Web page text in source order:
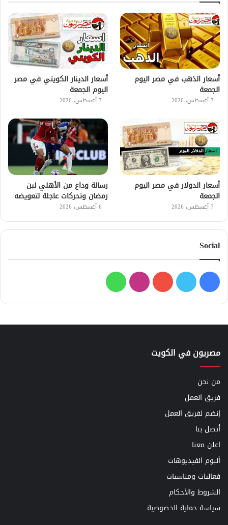
أسعار الذهب في مصر اليوم
الجمعة
7 أغسطس، 2026
أسعار الدينار الكويتي في مصر
اليوم الجمعة
7 أغسطس، 2026
أسعار الدولار في مصر اليوم
الجمعة
7 أغسطس، 2026
رسالة وداع من الأهلي لبن
رمضان وتحركات عاجلة لتعويضه
6 أغسطس، 2026
Social
فيسبوك
تويتر يوتيوبانستقرامواتساب
مصريون في الكويت
من نحن
فريق العمل
إنضم لفريق العمل
أتصل بنا
اعلن معنا
ألبوم الفيديوهات
فعاليات ومناسبات
الشروط والأحكام
سياسة حماية الخصوصية